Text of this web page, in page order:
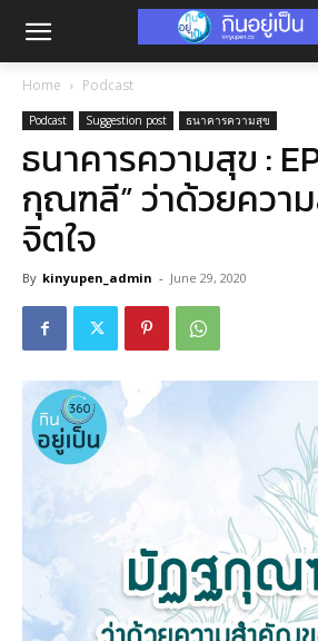
Home Podcast
Podcast Suggestion post ธนาคารความสุข
ธนาคารความสุข :
กุณฑลี” ว่าด้วยคว
จิตใจ
By kinyupen_admin - June 29, 2020